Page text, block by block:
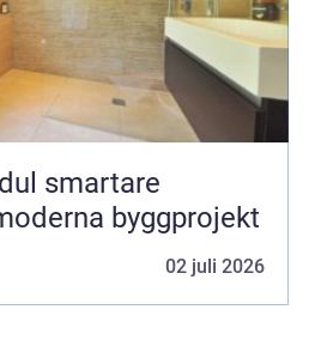
byggprojekt
02 juli 2026